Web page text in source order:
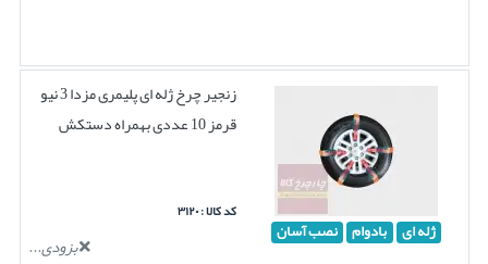
ژله ای بادوام نصب آسان
زنجیر چرخ ژله ای پلیمری مزدا 3 نیو
قرمز 10 عددی بهمراه دستکش
کد کالا : ۳۱۲۰
بزودی...